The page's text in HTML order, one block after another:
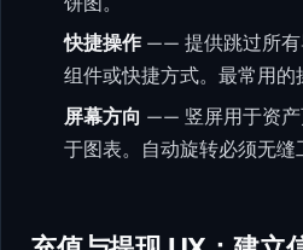
快捷操作—— 提供跳过所有
组件或快捷方式。最常用的
屏幕方向 —— 竖屏用于资产
于图表。自动旋转必须无缝